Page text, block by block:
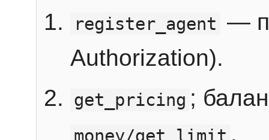
register_agent —
Authorization).
get_pricing ;
.